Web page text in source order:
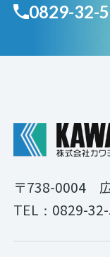
0829-32-
〒738-0004
TEL： 0829-